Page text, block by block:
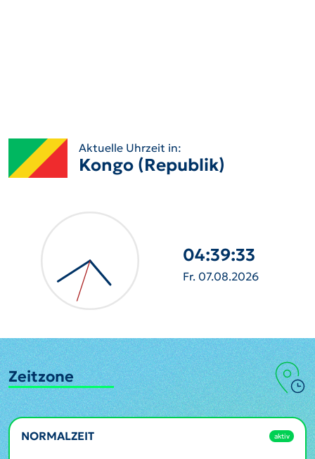
Aktuelle Uhrzeit in:
Kongo (Republik)
04:39:34
Fr. 07.08.2026
Zeitzone
NORMALZEIT aktiv